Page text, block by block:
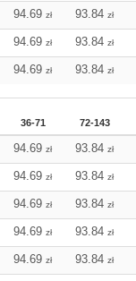
94.69zł 93.84zł
94.69zł 93.84zł
94.69zł 93.84zł
36-71 72-143
94.69zł 93.84zł
94.69zł 93.84zł
94.69zł 93.84zł
94.69zł 93.84zł
94.69zł 93.84zł